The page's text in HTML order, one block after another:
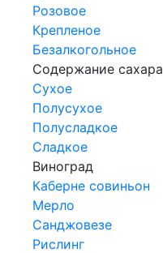
Розовое
Крепленое
Безалкогольное
Содержание сахара
Сухое
Полусухое
Полусладкое
Сладкое
Виноград
Каберне совиньон
Мерло
Санджовезе
Рислинг